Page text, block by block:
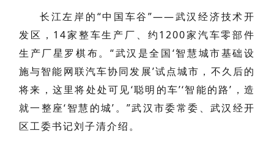
长江左岸的“中国车谷”——武汉经济技术开
发区，14家整车生产厂、约1200家汽车零部件
生产厂星罗棋布。“武汉是全国‘智慧城市基础设
施与智能网联汽车协同发展’试点城市，不久后的
将来，这里将处处可见‘聪明的车’‘智能的路’，造
就一整座‘智慧的城’。”武汉市委常委、武汉经开
区工委书记刘子清介绍。